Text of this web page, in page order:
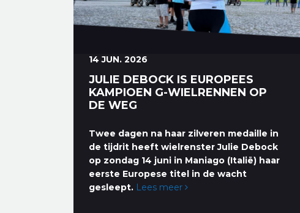
14 JUN. 2026
JULIE DEBOCK IS EUROPEES
KAMPIOEN G-WIELRENNEN OP
DE WEG
Twee dagen na haar zilveren medaille in
de tijdrit heeft wielrenster Julie Debock
op zondag 14 juni in Maniago (Italië) haar
eerste Europese titel in de wacht
gesleept. Lees meer